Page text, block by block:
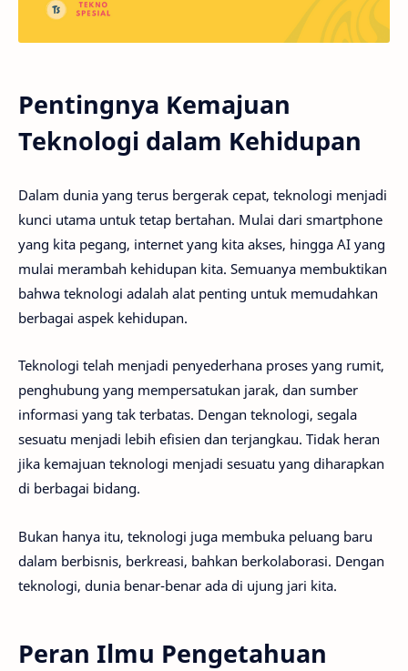
Pentingnya Kemajuan
Teknologi dalam Kehidupan
Dalam dunia yang terus bergerak cepat, teknologi menjadi
kunci utama untuk tetap bertahan. Mulai dari smartphone
yang kita pegang, internet yang kita akses, hingga AI yang
mulai merambah kehidupan kita. Semuanya membuktikan
bahwa teknologi adalah alat penting untuk memudahkan
berbagai aspek kehidupan.
Teknologi telah menjadi penyederhana proses yang rumit,
penghubung yang mempersatukan jarak, dan sumber
informasi yang tak terbatas. Dengan teknologi, segala
sesuatu menjadi lebih efisien dan terjangkau. Tidak heran
jika kemajuan teknologi menjadi sesuatu yang diharapkan
di berbagai bidang.
Bukan hanya itu, teknologi juga membuka peluang baru
dalam berbisnis, berkreasi, bahkan berkolaborasi. Dengan
teknologi, dunia benar-benar ada di ujung jari kita.
Peran Ilmu Pengetahuan